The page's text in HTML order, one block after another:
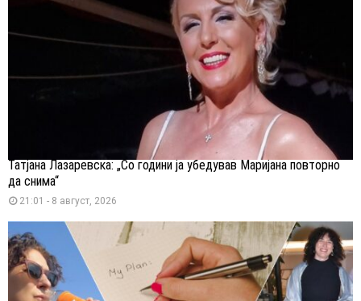
Татјана Лазаревска: „Со години ја убедував Маријана повторно
да снима“
21:01 - 8 август, 2026